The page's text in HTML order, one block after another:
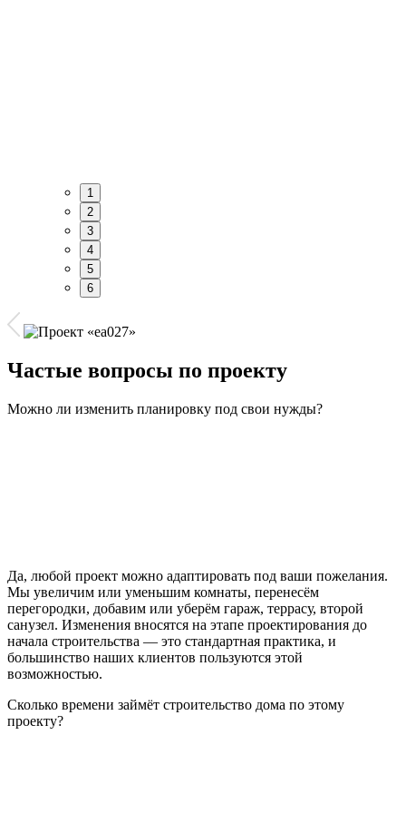
1
2
3
4
5
6
Частые вопросы по проекту
Можно ли изменить планировку под свои нужды?
Да, любой проект можно адаптировать под ваши пожелания.
Мы увеличим или уменьшим комнаты, перенесём
перегородки, добавим или уберём гараж, террасу, второй
санузел. Изменения вносятся на этапе проектирования до
начала строительства — это стандартная практика, и
большинство наших клиентов пользуются этой
возможностью.
Сколько времени займёт строительство дома по этому
проекту?